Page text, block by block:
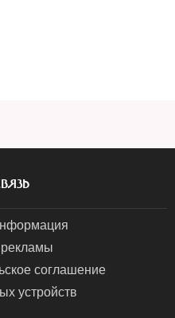
соглашение
устройств